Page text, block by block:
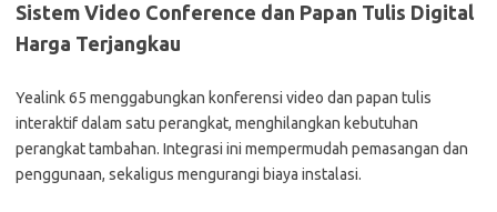
Sistem Video Conference dan Papan Tulis Digital
Harga Terjangkau
Yealink 65 menggabungkan konferensi video dan papan tulis
interaktif dalam satu perangkat, menghilangkan kebutuhan
perangkat tambahan. Integrasi ini mempermudah pemasangan dan
penggunaan, sekaligus mengurangi biaya instalasi.